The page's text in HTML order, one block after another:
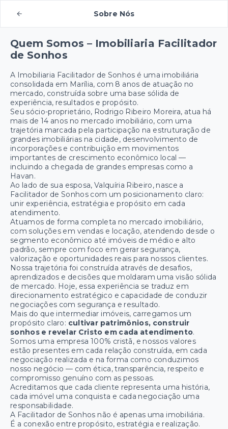
Sobre Nós
Quem Somos – Imobiliaria Facilitador
de Sonhos
A Imobiliaria Facilitador de Sonhos é uma imobiliária
consolidada em Marília, com 8 anos de atuação no
mercado, construída sobre uma base sólida de
experiência, resultados e propósito.
Seu sócio-proprietário, Rodrigo Ribeiro Moreira, atua há
mais de 14 anos no mercado imobiliário, com uma
trajetória marcada pela participação na estruturação de
grandes imobiliárias na cidade, desenvolvimento de
incorporações e contribuição em movimentos
importantes de crescimento econômico local —
incluindo a chegada de grandes empresas como a
Havan.
Ao lado de sua esposa, Valquíria Ribeiro, nasce a
Facilitador de Sonhos com um posicionamento claro:
unir experiência, estratégia e propósito em cada
atendimento.
Atuamos de forma completa no mercado imobiliário,
com soluções em vendas e locação, atendendo desde o
segmento econômico até imóveis de médio e alto
padrão, sempre com foco em gerar segurança,
valorização e oportunidades reais para nossos clientes.
Nossa trajetória foi construída através de desafios,
aprendizados e decisões que moldaram uma visão sólida
de mercado. Hoje, essa experiência se traduz em
direcionamento estratégico e capacidade de conduzir
negociações com segurança e resultado.
Mais do que intermediar imóveis, carregamos um
propósito claro: cultivar patrimônios, construir
sonhos e revelar Cristo em cada atendimento.
Somos uma empresa 100% cristã, e nossos valores
estão presentes em cada relação construída, em cada
negociação realizada e na forma como conduzimos
nosso negócio — com ética, transparência, respeito e
compromisso genuíno com as pessoas.
Acreditamos que cada cliente representa uma história,
cada imóvel uma conquista e cada negociação uma
responsabilidade.
A Facilitador de Sonhos não é apenas uma imobiliária.
É a conexão entre propósito, estratégia e realização.